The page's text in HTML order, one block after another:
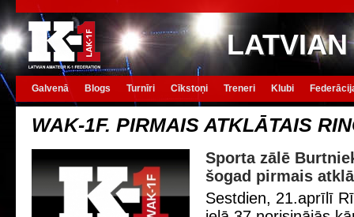
Galvenā Blogs Turnīri Cīkstoņi Treneri Klubi
WAK-1F. PIRMAIS ATKLĀTAIS
Sporta zālē
šogad pirmais
Sestdien, 21.aprīlī